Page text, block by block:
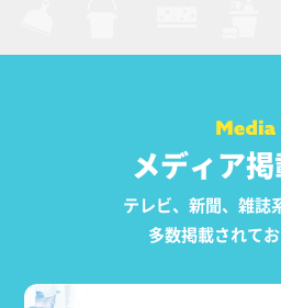
メディア
テレビ、新聞、雑誌
多数掲載されてお